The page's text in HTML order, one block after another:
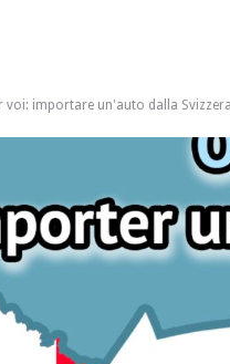
voi: importare un'auto dalla